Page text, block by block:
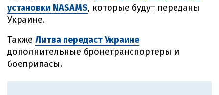
установки NASAMS, которые будут переданы
Украине.
Также Литва передаст Украине
дополнительные бронетранспортеры и
боеприпасы.